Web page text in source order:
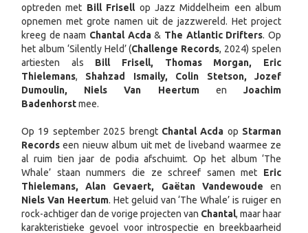
optreden met Bill Frisell op Jazz Middelheim een album
opnemen met grote namen uit de jazzwereld. Het project
kreeg de naam Chantal Acda& The Atlantic Drifters. Op
het album ‘Silently Held’ (Challenge Records, 2024) spelen
artiesten als Bill Frisell, Thomas Morgan, Eric
Thielemans, Shahzad Ismaily, Colin Stetson, Jozef
Dumoulin, Niels Van HeertumenJoachim
Badenhorstmee.
Op 19 september 2025 brengt Chantal Acda op Starman
Records een nieuw album uit met de liveband waarmee ze
al ruim tien jaar de podia afschuimt. Op het album ‘The
Whale’ staan nummers die ze schreef samen met Eric
Thielemans, Alan Gevaert, Gaëtan Vandewoude en
Niels Van Heertum. Het geluid van ‘The Whale’ is ruiger en
rock-achtiger dan de vorige projecten van Chantal, maar haar
karakteristieke gevoel voor introspectie en breekbaarheid